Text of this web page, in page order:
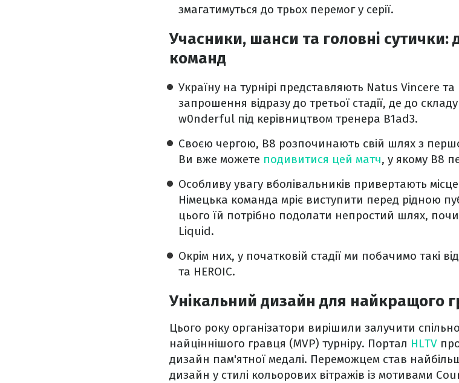
змагатимуться до трьох перемог у серії.
Учасники, шанси та головні сутички:
команд
Україну на турнірі представляють Natus Vincere та
запрошення відразу до третьої стадії, де до
w0nderful під керівництвом тренера B1ad3.
Своєю чергою, B8 розпочинають свій шлях з
Ви вже можете подивитися цей матч, у якому B8
Особливу увагу вболівальників привертають
Німецька команда мріє виступити перед рідною
цього їй потрібно подолати непростий шлях,
Liquid.
Окрім них, у початковій стадії ми побачимо такі
та HEROIC.
Унікальний дизайн для найкращого
Цього року організатори вирішили залучити
найціннішого гравця (MVP) турніру. Портал HLTV
дизайн пам'ятної медалі. Переможцем став
дизайн у стилі кольорових вітражів із мотивами